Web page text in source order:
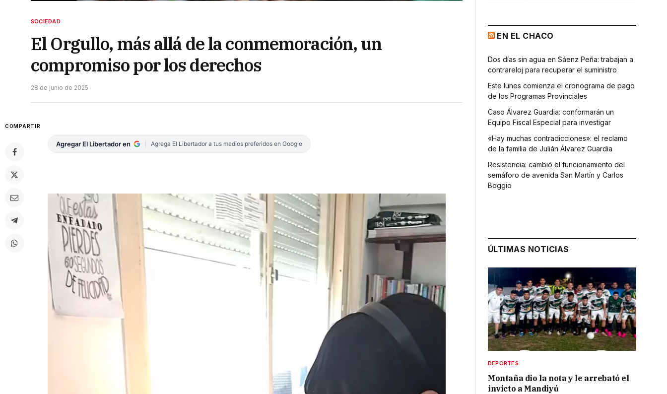
SOCIEDAD
El Orgullo, más allá de la conmemoración, un
compromiso por los derechos
28 de junio de 2025
COMPARTIR
Agregar El Libertador en Agrega El Libertador a tus medios preferidos en Google
EN EL CHACO
Dos días sin agua en Sáenz Peña: trabajan a
contrareloj para recuperar el suministro
Este lunes comienza el cronograma de pago
de los Programas Provinciales
Caso Álvarez Guardia: conformarán un
Equipo Fiscal Especial para investigar
«Hay muchas contradicciones»: el reclamo
de la familia de Julián Álvarez Guardia
Resistencia: cambió el funcionamiento del
semáforo de avenida San Martín y Carlos
Boggio
ÚLTIMAS NOTICIAS
DEPORTES
Montaña dio la nota y le arrebató el
invicto a Mandiyú